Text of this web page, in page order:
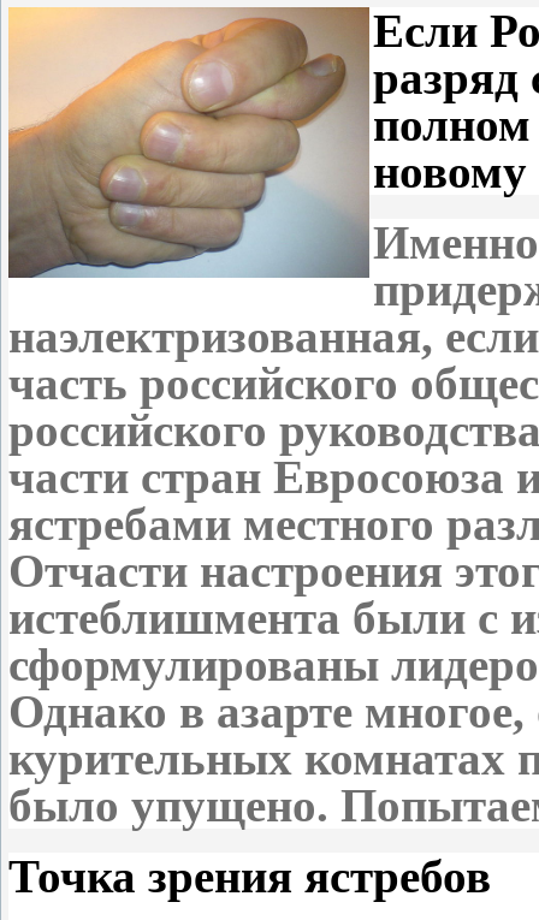
Если
разряд
полном
Именно
наэлектризованная,
часть российского
российского
части стран Евросоюза
ястребами местного
Отчасти настроения
истеблишмента были с
сформулированы
Однако в азарте
курительных комнатах
было упущено.
Точка зрения ястребов